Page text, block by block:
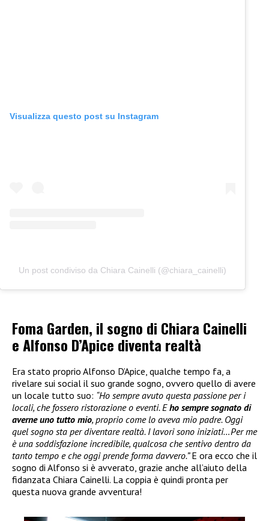
Visualizza questo post su Instagram
Un post condiviso da Chiara Cainelli (@chiara_cainelli)
Foma Garden, il sogno di Chiara Cainelli
e Alfonso D’Apice diventa realtà
Era stato proprio Alfonso D’Apice, qualche tempo fa, a
rivelare sui social il suo grande sogno, ovvero quello di avere
un locale tutto suo: “Ho sempre avuto questa passione per i
locali, che fossero ristorazione o eventi. Eho sempre sognato di
averne uno tutto mio, proprio come lo aveva mio padre. Oggi
quel sogno sta per diventare realtà. I lavori sono iniziati…Per me
è una soddisfazione incredibile, qualcosa che sentivo dentro da
tanto tempo e che oggi prende forma davvero.”E ora ecco che il
sogno di Alfonso si è avverato, grazie anche all’aiuto della
fidanzata Chiara Cainelli. La coppia è quindi pronta per
questa nuova grande avventura!